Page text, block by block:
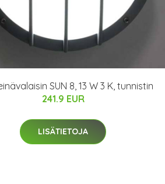
SUN 8, 13 W 3 K, tunnistin
241.9 EUR
LISÄTIETOJA